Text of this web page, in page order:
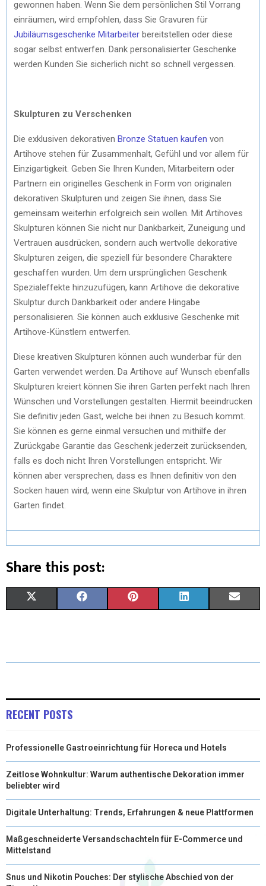
gewonnen haben. Wenn Sie dem persönlichen Stil Vorrang
einräumen, wird empfohlen, dass Sie Gravuren für
Jubiläumsgeschenke Mitarbeiter bereitstellen oder diese
sogar selbst entwerfen. Dank personalisierter Geschenke
werden Kunden Sie sicherlich nicht so schnell vergessen.
Skulpturen zu Verschenken
Die exklusiven dekorativen Bronze Statuen kaufen von
Artihove stehen für Zusammenhalt, Gefühl und vor allem für
Einzigartigkeit. Geben Sie Ihren Kunden, Mitarbeitern oder
Partnern ein originelles Geschenk in Form von originalen
dekorativen Skulpturen und zeigen Sie ihnen, dass Sie
gemeinsam weiterhin erfolgreich sein wollen. Mit Artihoves
Skulpturen können Sie nicht nur Dankbarkeit, Zuneigung und
Vertrauen ausdrücken, sondern auch wertvolle dekorative
Skulpturen zeigen, die speziell für besondere Charaktere
geschaffen wurden. Um dem ursprünglichen Geschenk
Spezialeffekte hinzuzufügen, kann Artihove die dekorative
Skulptur durch Dankbarkeit oder andere Hingabe
personalisieren. Sie können auch exklusive Geschenke mit
Artihove-Künstlern entwerfen.
Diese kreativen Skulpturen können auch wunderbar für den
Garten verwendet werden. Da Artihove auf Wunsch ebenfalls
Skulpturen kreiert können Sie ihren Garten perfekt nach Ihren
Wünschen und Vorstellungen gestalten. Hiermit beeindrucken
Sie definitiv jeden Gast, welche bei ihnen zu Besuch kommt.
Sie können es gerne einmal versuchen und mithilfe der
Zurückgabe Garantie das Geschenk jederzeit zurücksenden,
falls es doch nicht Ihren Vorstellungen entspricht. Wir
können aber versprechen, dass es Ihnen definitiv von den
Socken hauen wird, wenn eine Skulptur von Artihove in ihren
Garten findet.
Share this post:
W
E
R
)
E
K
T
S
T
K
N
I
RECENT POSTS
Professionelle Gastroeinrichtung für Horeca und Hotels
Zeitlose Wohnkultur: Warum authentische Dekoration immer
beliebter wird
Digitale Unterhaltung: Trends, Erfahrungen & neue Plattformen
Maßgeschneiderte Versandschachteln für E-Commerce und
Mittelstand
Snus und Nikotin Pouches: Der stylische Abschied von der